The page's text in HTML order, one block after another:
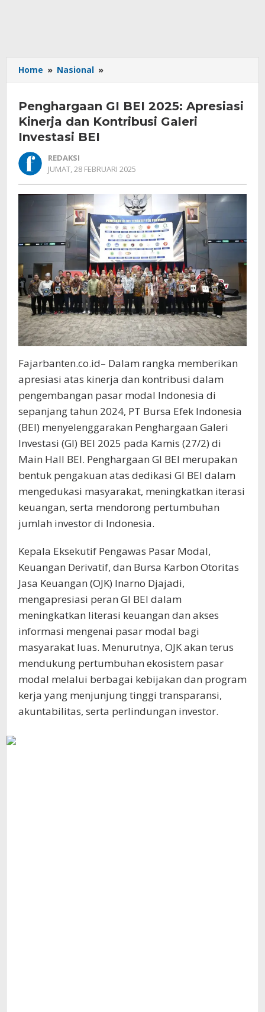
Home » Nasional »
GI
2025:
Apresiasi
Galeri
Investasi
Penghargaan GI BEI 2025: Apresiasi
Kinerja dan Kontribusi Galeri
Investasi BEI
REDAKSI
JUMAT, 28 FEBRUARI 2025
Fajarbanten.co.id– Dalam rangka memberikan
apresiasi atas kinerja dan kontribusi dalam
pengembangan pasar modal Indonesia di
sepanjang tahun 2024, PT Bursa Efek Indonesia
(BEI) menyelenggarakan Penghargaan Galeri
Investasi (GI) BEI 2025 pada Kamis (27/2) di
Main Hall BEI. Penghargaan GI BEI merupakan
bentuk pengakuan atas dedikasi GI BEI dalam
mengedukasi masyarakat, meningkatkan iterasi
keuangan, serta mendorong pertumbuhan
jumlah investor di Indonesia.
Kepala Eksekutif Pengawas Pasar Modal,
Keuangan Derivatif, dan Bursa Karbon Otoritas
Jasa Keuangan (OJK) Inarno Djajadi,
mengapresiasi peran GI BEI dalam
meningkatkan literasi keuangan dan akses
informasi mengenai pasar modal bagi
masyarakat luas. Menurutnya, OJK akan terus
mendukung pertumbuhan ekosistem pasar
modal melalui berbagai kebijakan dan program
kerja yang menjunjung tinggi transparansi,
akuntabilitas, serta perlindungan investor.